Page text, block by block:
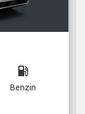
local_gas_station
Benzin